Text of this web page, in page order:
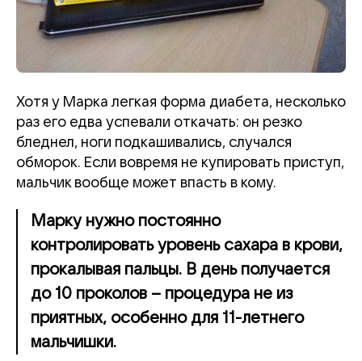
Хотя у Марка легкая форма диабета, несколько
раз его едва успевали откачать: он резко
бледнел, ноги подкашивались, случался
обморок. Если вовремя не купировать приступ,
мальчик вообще может впасть в кому.
Марку нужно постоянно
контролировать уровень сахара в крови,
прокалывая пальцы. В день получается
до 10 проколов – процедура не из
приятных, особенно для 11-летнего
мальчишки.